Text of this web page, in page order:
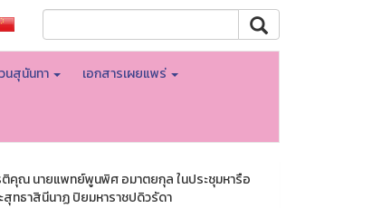
นสุนันทา เอกสารเผยแพร่
คุณ นายแพทย์พูนพิศ อมาตยกุล ในประชุมหารือ
สุทธาสินีนาฏ ปิยมหาราชปดิวรัดา